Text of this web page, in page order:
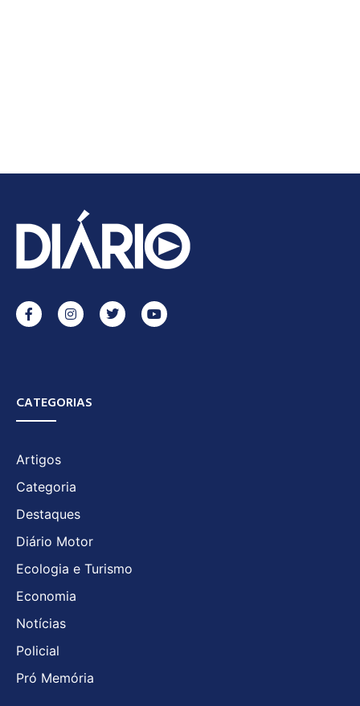
CATEGORIAS
Artigos
Categoria
Destaques
Diário Motor
Ecologia e Turismo
Economia
Notícias
Policial
Pró Memória